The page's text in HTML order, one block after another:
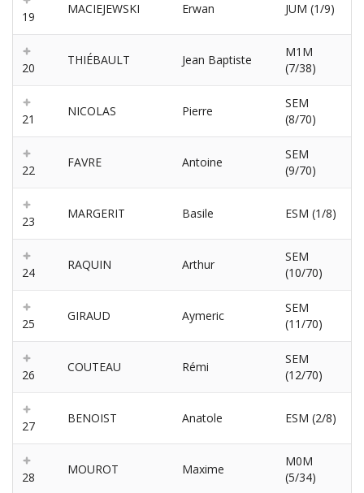
19
MACIEJEWSKI Erwan JUM (1/9)
20
THIÉBAULT Jean Baptiste
M1M
(7/38)
21
NICOLAS Pierre
SEM
(8/70)
22
FAVRE Antoine
SEM
(9/70)
23
MARGERIT Basile ESM (1/8)
24
RAQUIN Arthur
SEM
(10/70)
25
GIRAUD Aymeric
SEM
(11/70)
26
COUTEAU Rémi
SEM
(12/70)
27
BENOIST Anatole ESM (2/8)
28
MOUROT Maxime
M0M
(5/34)